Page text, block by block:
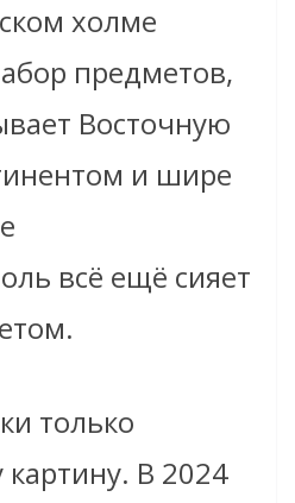
холме
предметов,
Восточную
и шире
всё ещё сияет
только
картину. В 2024